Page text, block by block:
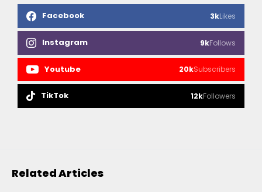
Facebook 3kLikes
Instagram 9kFollows
Youtube 20kSubscribers
TikTok 12kFollowers
Related Articles